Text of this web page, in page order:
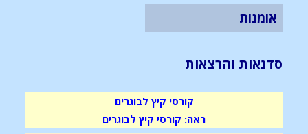
אומנות
סדנאות והרצאות
קורסי קיץ לבוגרים
ראה: קורסי קיץ לבוגרים